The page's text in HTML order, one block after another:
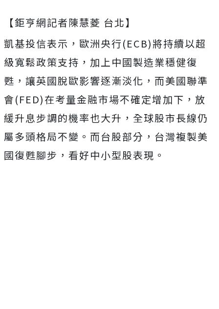
【鉅亨網記者陳慧菱 台北】
凱基投信表示，歐洲央行(ECB)將持續以超
級寬鬆政策支持，加上中國製造業穩健復
甦，讓英國脫歐影響逐漸淡化，而美國聯準
會(FED)在考量金融市場不確定增加下，放
緩升息步調的機率也大升，全球股市長線仍
屬多頭格局不變。而台股部分，台灣複製美
國復甦腳步，看好中小型股表現。